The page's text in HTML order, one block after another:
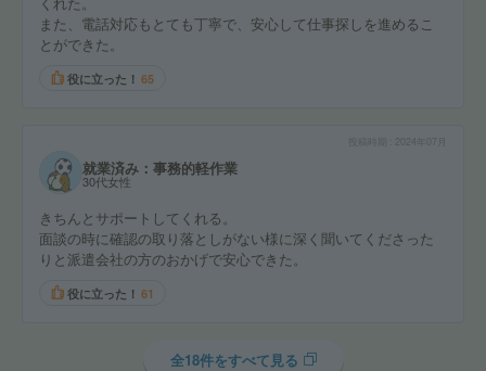
また、電話対応もとても丁寧で、安心して仕事探しを進めるこ
とができた。
役に立った！ 65
2024年07月
就業済み：事務的軽作業
30代女性
きちんとサポートしてくれる。
面談の時に確認の取り落としがない様に深く聞いてくださった
りと派遣会社の方のおかげで安心できた。
役に立った！ 61
全18件をすべて見る